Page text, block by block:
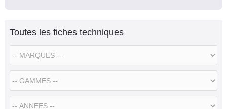
Toutes les fiches techniques